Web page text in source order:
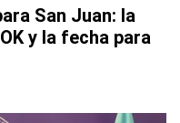
San Juan: la
y la fecha para